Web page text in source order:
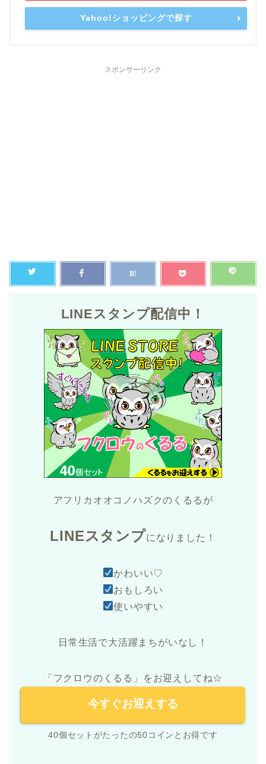
Yahoo!ショッピングで探す
スポンサーリンク
LINEスタンプ配信中！
アフリカオオコノハズクのくるるが
LINEスタンプになりました！
かわいい♡
おもしろい
使いやすい
日常生活で大活躍まちがいなし！
「フクロウのくるる」をお迎えしてね☆
今すぐお迎えする
40個セットがたったの50コインとお得です